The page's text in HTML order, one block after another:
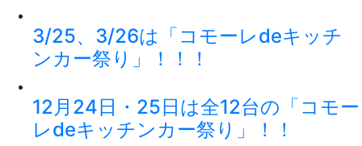
3/25、3/26は「コモーレdeキッチ
ンカー祭り」！！！
12月24日・25日は全12台の「コモー
レdeキッチンカー祭り」！！